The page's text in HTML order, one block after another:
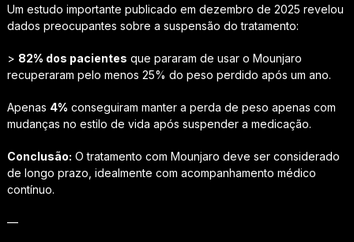
Um estudo importante publicado em dezembro de 2025 revelou
dados preocupantes sobre a suspensão do tratamento:
> 82% dos pacientes que pararam de usar o Mounjaro
recuperaram pelo menos 25% do peso perdido após um ano.
Apenas 4% conseguiram manter a perda de peso apenas com
mudanças no estilo de vida após suspender a medicação.
Conclusão: O tratamento com Mounjaro deve ser considerado
de longo prazo, idealmente com acompanhamento médico
contínuo.
—